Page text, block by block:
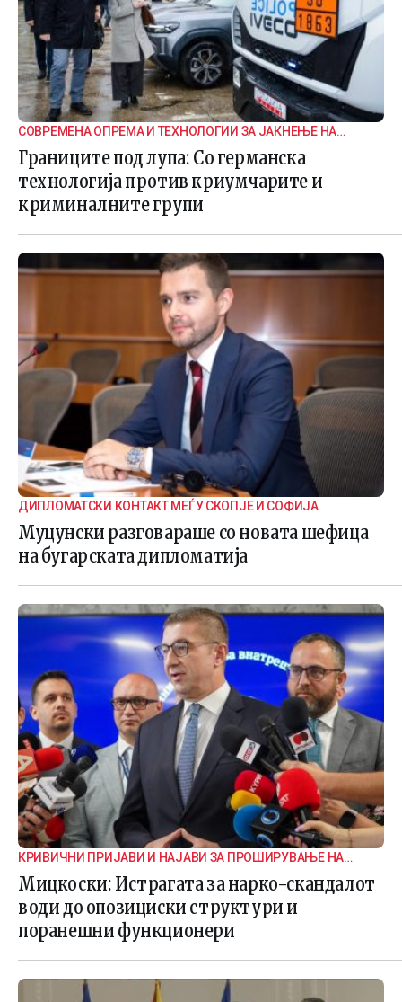
СОВРЕМЕНА ОПРЕМА И ТЕХНОЛОГИИ ЗА ЈАКНЕЊЕ НА
ГРАНИЧНАТА БЕЗБЕДНОСТ
Границите под лупа: Со германска
технологија против криумчарите и
криминалните групи
ДИПЛОМАТСКИ КОНТАКТ МЕЃУ СКОПЈЕ И СОФИЈА
Муцунски разговараше со новата шефица
на бугарската дипломатија
КРИВИЧНИ ПРИЈАВИ И НАЈАВИ ЗА ПРОШИРУВАЊЕ НА
ИСТРАГАТА
Мицкоски: Истрагата за нарко-скандалот
води до опозициски структури и
поранешни функционери